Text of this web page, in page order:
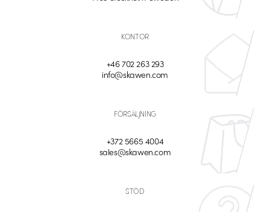
KONTOR
+46 702 263 293
info@skawen.com
FÖRSÄLJNING
+372 5665 4004
sales@skawen.com
STÖD